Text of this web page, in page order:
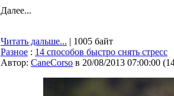
Далее...
Читать дальше... | 1005 байт
Разное : 14 способов быстро снять стресс
Автор: CaneCorso в 20/08/2013 07:00:00 (